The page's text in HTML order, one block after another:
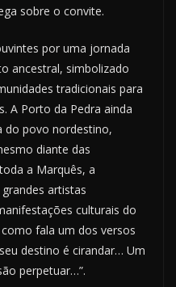
sobre o convite.
por uma jornada
ancestral, simbolizado
tradicionais para
A Porto da Pedra ainda
do povo nordestino,
diante das
a Marquês, a
artistas
culturais do
fala um dos versos
destino é cirandar… Um
perpetuar…”.